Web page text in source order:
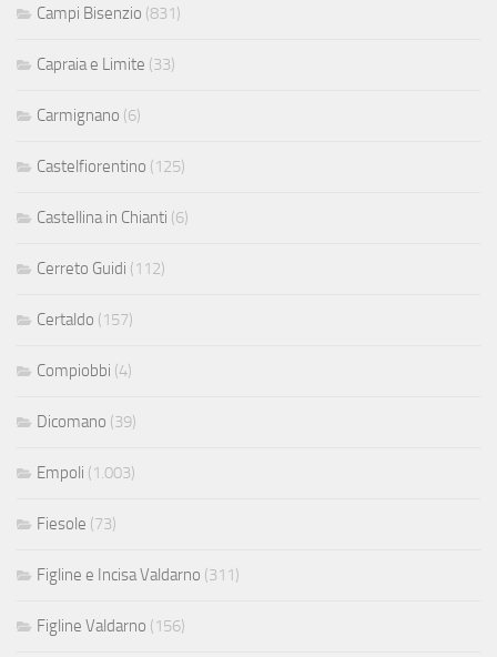
Campi Bisenzio (831)
Capraia e Limite (33)
Carmignano (6)
Castelfiorentino (125)
Castellina in Chianti (6)
Cerreto Guidi (112)
Certaldo (157)
Compiobbi (4)
Dicomano (39)
Empoli (1.003)
Fiesole (73)
Figline e Incisa Valdarno (311)
Figline Valdarno (156)